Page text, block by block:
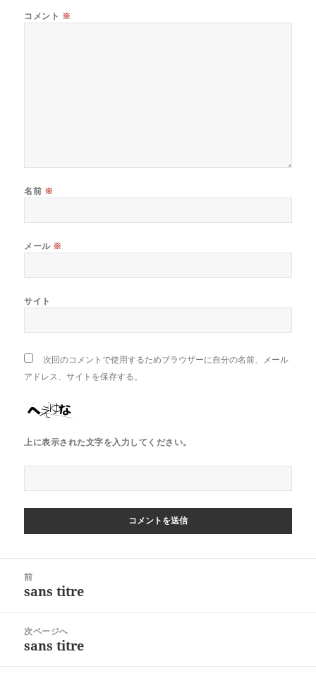
コメント ※
名前 ※
メール ※
サイト
次回のコメントで使用するためブラウザーに自分の名前、メール
アドレス、サイトを保存する。
上に表示された文字を入力してください。
前
前
投
稿:
sans titre
次ページへ
次
sans titre